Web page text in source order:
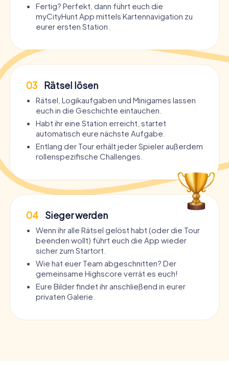
Fertig? Perfekt, dann führt euch die
myCityHunt App mittels Kartennavigation zu
eurer ersten Station.
03 Rätsel lösen
Rätsel, Logikaufgaben und Minigames lassen
euch in die Geschichte eintauchen.
Habt ihr eine Station erreicht, startet
automatisch eure nächste Aufgabe.
Entlang der Tour erhält jeder Spieler außerdem
rollenspezifische Challenges.
04 Sieger werden
Wenn ihr alle Rätsel gelöst habt (oder die Tour
beenden wollt) führt euch die App wieder
sicher zum Startort.
Wie hat euer Team abgeschnitten? Der
gemeinsame Highscore verrät es euch!
Eure Bilder findet ihr anschließend in eurer
privaten Galerie.